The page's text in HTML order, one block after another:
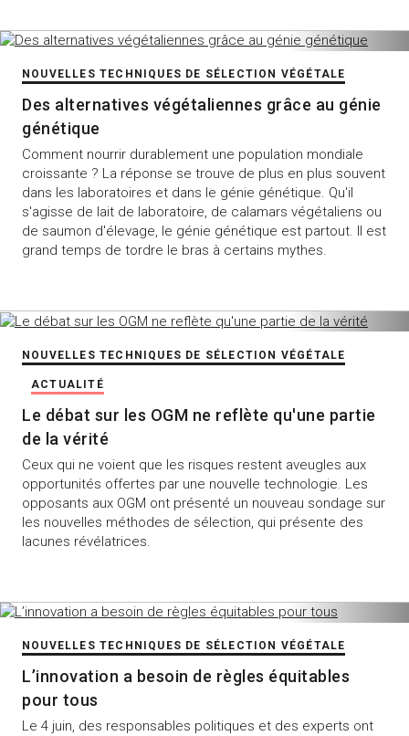
NOUVELLES TECHNIQUES DE SÉLECTION VÉGÉTALE
Des alternatives végétaliennes grâce au génie
génétique
Comment nourrir durablement une population mondiale
croissante ? La réponse se trouve de plus en plus souvent
dans les laboratoires et dans le génie génétique. Qu'il
s'agisse de lait de laboratoire, de calamars végétaliens ou
de saumon d'élevage, le génie génétique est partout. Il est
grand temps de tordre le bras à certains mythes.
NOUVELLES TECHNIQUES DE SÉLECTION VÉGÉTALE
ACTUALITÉ
Le débat sur les OGM ne reflète qu'une partie
de la vérité
Ceux qui ne voient que les risques restent aveugles aux
opportunités offertes par une nouvelle technologie. Les
opposants aux OGM ont présenté un nouveau sondage sur
les nouvelles méthodes de sélection, qui présente des
lacunes révélatrices.
NOUVELLES TECHNIQUES DE SÉLECTION VÉGÉTALE
L’innovation a besoin de règles équitables
pour tous
Le 4 juin, des responsables politiques et des experts ont